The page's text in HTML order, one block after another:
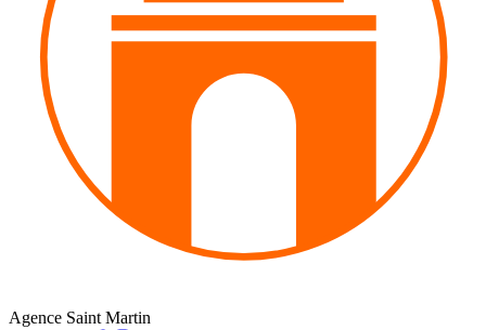
Agence Saint Martin